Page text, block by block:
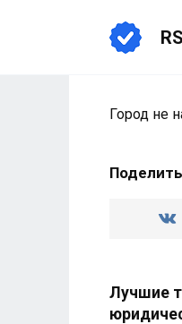
RS
Город не
Лучшие